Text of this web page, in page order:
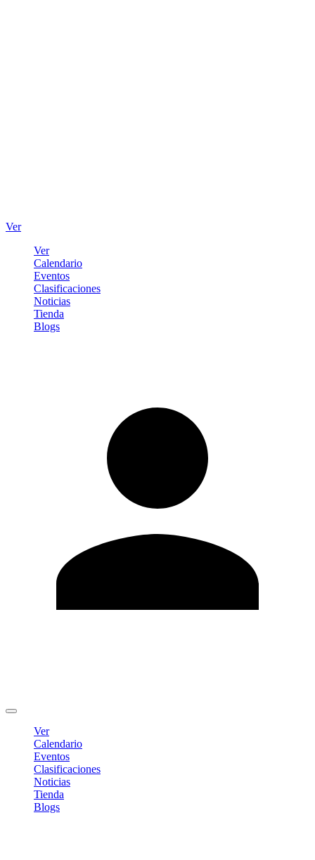
Ver
Ver
Calendario
Eventos
Clasificaciones
Noticias
Tienda
Blogs
Ver
Calendario
Eventos
Clasificaciones
Noticias
Tienda
Blogs